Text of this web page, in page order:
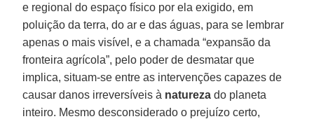
e regional do espaço físico por ela exigido, em
poluição da terra, do ar e das águas, para se lembrar
apenas o mais visível, e a chamada “expansão da
fronteira agrícola”, pelo poder de desmatar que
implica, situam-se entre as intervenções capazes de
causar danos irreversíveis à natureza do planeta
inteiro. Mesmo desconsiderado o prejuízo certo,